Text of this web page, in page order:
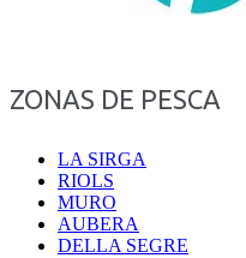
ZONAS DE PESCA
LA SIRGA
RIOLS
MURO
AUBERA
DELLA SEGRE